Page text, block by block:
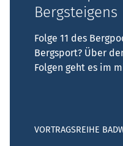
Bergsteigens
Folge 11 des
Bergsport? Über
Folgen geht es im
VORTRAGSREIHE